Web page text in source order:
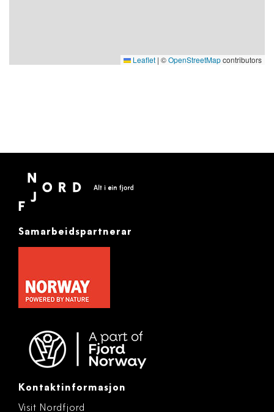
Leaflet | ©OpenStreetMapcontributors
Samarbeidspartnerar
Kontaktinformasjon
Visit Nordfjord